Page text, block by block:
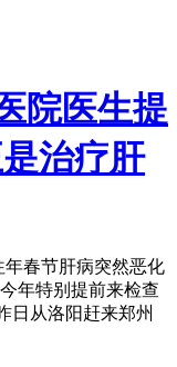
院医生提
治疗肝
春节肝病突然恶化
年特别提前来检查
日从洛阳赶来郑州